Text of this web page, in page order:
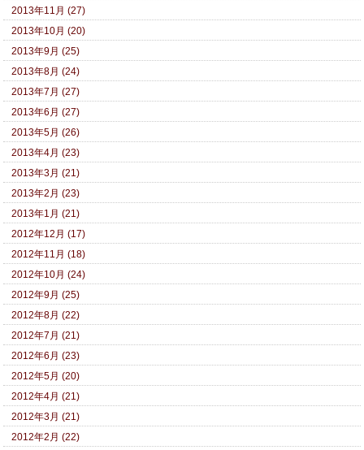
2013年11月 (27)
2013年10月 (20)
2013年9月 (25)
2013年8月 (24)
2013年7月 (27)
2013年6月 (27)
2013年5月 (26)
2013年4月 (23)
2013年3月 (21)
2013年2月 (23)
2013年1月 (21)
2012年12月 (17)
2012年11月 (18)
2012年10月 (24)
2012年9月 (25)
2012年8月 (22)
2012年7月 (21)
2012年6月 (23)
2012年5月 (20)
2012年4月 (21)
2012年3月 (21)
2012年2月 (22)